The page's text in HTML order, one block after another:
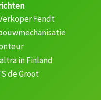
Fendt
in Finland
de Groot